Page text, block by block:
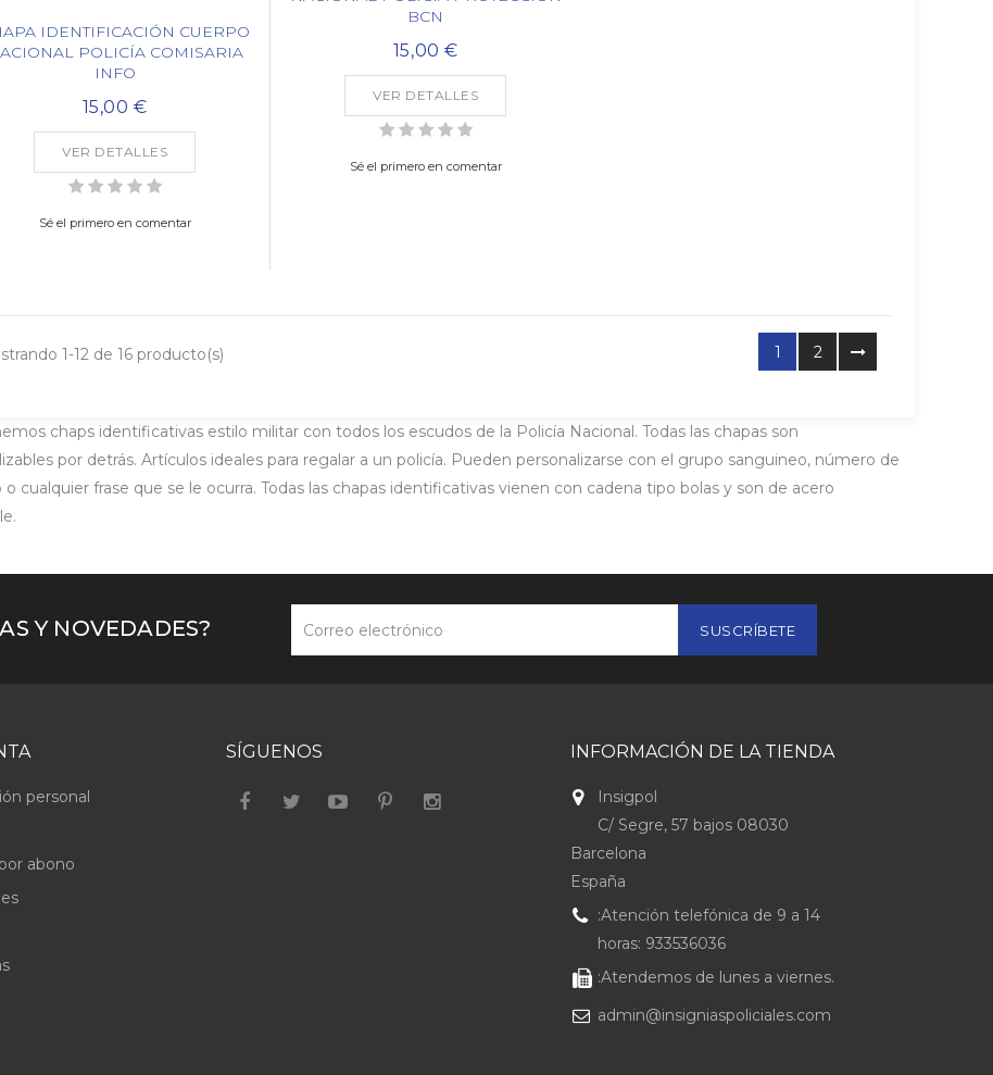
IDENTIFICACIÓN CUERPO
POLICÍA COMISARIA
INFO
15,00 €
VER DETALLES
Sé el primero en comentar
BCN
15,00 €
VER DETALLES
Sé el primero en comentar
1-12 de 16 producto(s) 1 2
chaps identificativas estilo militar con todos los escudos de la Policía Nacional. Todas las chapas son
por detrás. Artículos ideales para regalar a un policía. Pueden personalizarse con el grupo sanguineo, número de
cualquier frase que se le ocurra. Todas las chapas identificativas vienen con cadena tipo bolas y son de acero
Y NOVEDADES?
personal
abono
SÍGUENOS INFORMACIÓN DE LA TIENDA
Insigpol
C/ Segre, 57 bajos 08030
Barcelona
España
:Atención telefónica de 9 a 14
horas: 933536036
:Atendemos de lunes a viernes.
admin@insigniaspoliciales.com